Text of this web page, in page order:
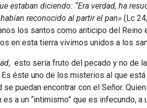
diciendo: “Era verdad, ha
reconocido al partir el pan» (Lc
los santos como anticipo del
en esta tierra vivimos unidos a los
, esto sería fruto del pecado y no de
éste uno de los misterios al que
puedan encontrar con el Señor.
a un “intimismo” que es infecundo, a